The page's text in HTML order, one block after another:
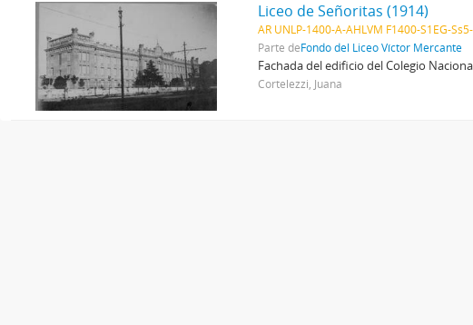
Liceo de Señoritas (1914)
AR UNLP-1400-A-AHLVM F1400-S1EG-Ss5-
Parte deFondo del Liceo Víctor Mercante
Fachada del edificio del Colegio
Cortelezzi, Juana